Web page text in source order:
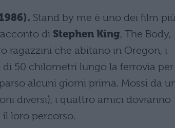
Stand by me è uno dei film
di Stephen King, The Body,
ragazzini che abitano in Oregon, i
50 chilometri lungo la ferrovia per
alcuni giorni prima. Mossi da
diversi), i quattro amici dovranno
loro percorso.